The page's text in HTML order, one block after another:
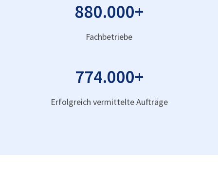
880.000+
Fachbetriebe
774.000+
Erfolgreich vermittelte Aufträge